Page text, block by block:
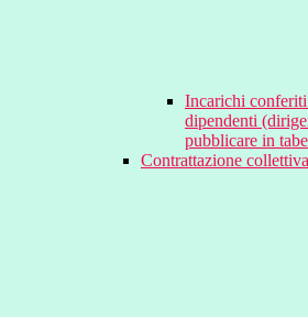
Incarichi
dipendenti
pubblicare in
Contrattazione collettiva